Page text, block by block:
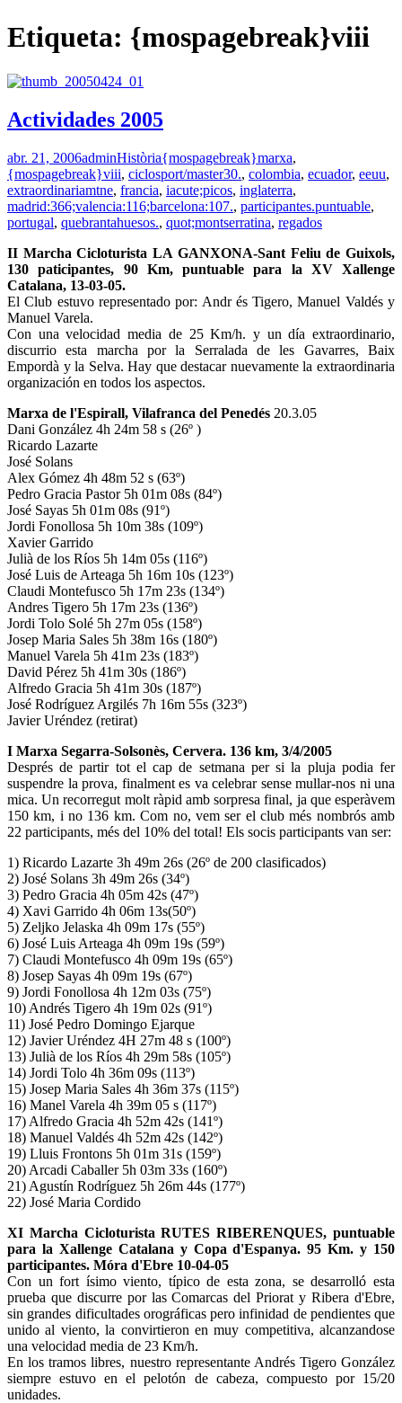
Etiqueta: {mospagebreak}viii
Actividades 2005
abr. 21, 2006adminHistòria{mospagebreak}marxa,
{mospagebreak}viii, ciclosport/master30., colombia, ecuador, eeuu,
extraordinariamtne, francia, iacute;picos, inglaterra,
madrid:366;valencia:116;barcelona:107., participantes.puntuable,
portugal, quebrantahuesos., quot;montserratina, regados
II Marcha Cicloturista LA GANXONA-Sant Feliu de Guixols,
130 paticipantes, 90 Km, puntuable para la XV Xallenge
Catalana, 13-03-05.
El Club estuvo representado por: Andr és Tigero, Manuel Valdés y
Manuel Varela.
Con una velocidad media de 25 Km/h. y un día extraordinario,
discurrio esta marcha por la Serralada de les Gavarres, Baix
Empordà y la Selva. Hay que destacar nuevamente la extraordinaria
organización en todos los aspectos.
Marxa de l'Espirall, Vilafranca del Penedés 20.3.05
Dani González 4h 24m 58 s (26º )
Ricardo Lazarte
José Solans
Alex Gómez 4h 48m 52 s (63º)
Pedro Gracia Pastor 5h 01m 08s (84º)
José Sayas 5h 01m 08s (91º)
Jordi Fonollosa 5h 10m 38s (109º)
Xavier Garrido
Julià de los Ríos 5h 14m 05s (116º)
José Luis de Arteaga 5h 16m 10s (123º)
Claudi Montefusco 5h 17m 23s (134º)
Andres Tigero 5h 17m 23s (136º)
Jordi Tolo Solé 5h 27m 05s (158º)
Josep Maria Sales 5h 38m 16s (180º)
Manuel Varela 5h 41m 23s (183º)
David Pérez 5h 41m 30s (186º)
Alfredo Gracia 5h 41m 30s (187º)
José Rodríguez Argilés 7h 16m 55s (323º)
Javier Uréndez (retirat)
I Marxa Segarra-Solsonès, Cervera. 136 km, 3/4/2005
Després de partir tot el cap de setmana per si la pluja podia fer
suspendre la prova, finalment es va celebrar sense mullar-nos ni una
mica. Un recorregut molt ràpid amb sorpresa final, ja que esperàvem
150 km, i no 136 km. Com no, vem ser el club més nombrós amb
22 participants, més del 10% del total! Els socis participants van ser:
1) Ricardo Lazarte 3h 49m 26s (26º de 200 clasificados)
2) José Solans 3h 49m 26s (34º)
3) Pedro Gracia 4h 05m 42s (47º)
4) Xavi Garrido 4h 06m 13s(50º)
5) Zeljko Jelaska 4h 09m 17s (55º)
6) José Luis Arteaga 4h 09m 19s (59º)
7) Claudi Montefusco 4h 09m 19s (65º)
8) Josep Sayas 4h 09m 19s (67º)
9) Jordi Fonollosa 4h 12m 03s (75º)
10) Andrés Tigero 4h 19m 02s (91º)
11) José Pedro Domingo Ejarque
12) Javier Uréndez 4H 27m 48 s (100º)
13) Julià de los Ríos 4h 29m 58s (105º)
14) Jordi Tolo 4h 36m 09s (113º)
15) Josep Maria Sales 4h 36m 37s (115º)
16) Manel Varela 4h 39m 05 s (117º)
17) Alfredo Gracia 4h 52m 42s (141º)
18) Manuel Valdés 4h 52m 42s (142º)
19) Lluis Frontons 5h 01m 31s (159º)
20) Arcadi Caballer 5h 03m 33s (160º)
21) Agustín Rodríguez 5h 26m 44s (177º)
22) José Maria Cordido
XI Marcha Cicloturista RUTES RIBERENQUES, puntuable
para la Xallenge Catalana y Copa d'Espanya. 95 Km. y 150
participantes. Móra d'Ebre 10-04-05
Con un fort ísimo viento, típico de esta zona, se desarrolló esta
prueba que discurre por las Comarcas del Priorat y Ribera d'Ebre,
sin grandes dificultades orográficas pero infinidad de pendientes que
unido al viento, la convirtieron en muy competitiva, alcanzandose
una velocidad media de 23 Km/h.
En los tramos libres, nuestro representante Andrés Tigero González
siempre estuvo en el pelotón de cabeza, compuesto por 15/20
unidades.